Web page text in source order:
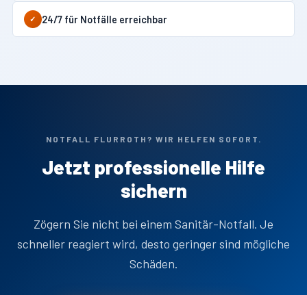
✓ 24/7 für Notfälle erreichbar
NOTFALL FLURROTH? WIR HELFEN SOFORT.
Jetzt professionelle Hilfe
sichern
Zögern Sie nicht bei einem Sanitär-Notfall. Je
schneller reagiert wird, desto geringer sind mögliche
Schäden.